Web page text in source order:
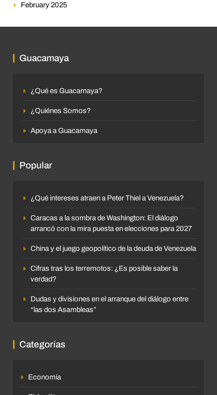
February 2025
Guacamaya
¿Qué es Guacamaya?
¿Quiénes Somos?
Apoya a Guacamaya
Popular
¿Qué intereses atraen a Peter Thiel a Venezuela?
Caracas a la sombra de Washington: El diálogo
arrancó con la mira puesta en elecciones para 2027
China y el juego geopolítico de la deuda de Venezuela
Cifras tras los terremotos: ¿Es posible saber la
verdad?
Dudas y divisiones en el arranque del diálogo entre
“las dos Asambleas”
Categorías
Economía